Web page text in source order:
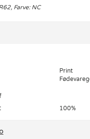
Farve: NC
Print
100%